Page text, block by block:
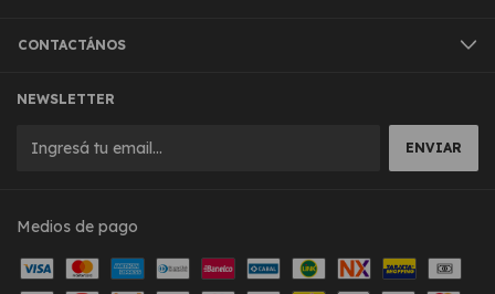
CONTACTÁNOS
NEWSLETTER
Medios de pago